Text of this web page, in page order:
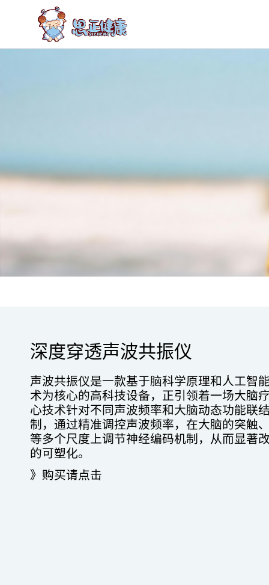
深度穿透声波共振仪
声波共振仪是一款基于脑科学原理和人工智
术为核心的高科技设备，正引领着一场大脑
心技术针对不同声波频率和大脑动态功能联
制，通过精准调控声波频率，在大脑的突触
等多个尺度上调节神经编码机制，从而显著
的可塑化。
》购买请点击